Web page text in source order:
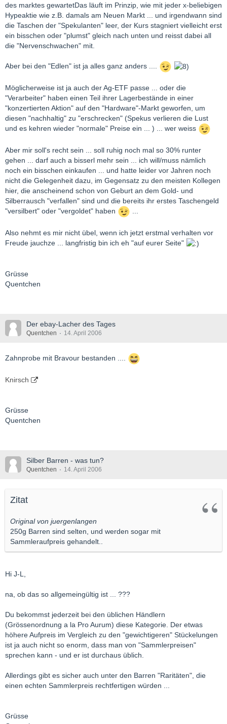
des marktes gewartetDas läuft im Prinzip, wie mit jeder x-beliebigen
Hypeaktie wie z.B. damals am Neuen Markt ... und irgendwann sind
die Taschen der "Spekulanten" leer, der Kurs stagniert vielleicht erst
ein bisschen oder "plumst" gleich nach unten und reisst dabei all
die "Nervenschwachen" mit.
Aber bei den "Edlen" ist ja alles ganz anders ....
Möglicherweise ist ja auch der Ag-ETF passe ... oder die
"Verarbeiter" haben einen Teil ihrer Lagerbestände in einer
"konzertierten Aktion" auf den "Hardware"-Markt geworfen, um
diesen "nachhaltig" zu "erschrecken" (Spekus verlieren die Lust
und es kehren wieder "normale" Preise ein ... ) ... wer weiss
Aber mir soll's recht sein ... soll ruhig noch mal so 30% runter
gehen ... darf auch a bisserl mehr sein ... ich will/muss nämlich
noch ein bisschen einkaufen ... und hatte leider vor Jahren noch
nicht die Gelegenheit dazu, im Gegensatz zu den meisten Kollegen
hier, die anscheinend schon von Geburt an dem Gold- und
Silberrausch "verfallen" sind und die bereits ihr erstes Taschengeld
"versilbert" oder "vergoldet" haben
Also nehmt es mir nicht übel, wenn ich jetzt erstmal verhalten vor
Freude jauchze ... langfristig bin ich eh "auf eurer Seite"
Grüsse
Quentchen
Der ebay-Lacher des Tages
Quentchen 14. April 2006
Zahnprobe mit Bravour bestanden ....
Knirsch
Grüsse
Quentchen
Silber Barren - was tun?
Quentchen 14. April 2006
Zitat
Original von juergenlangen
250g Barren sind selten, und werden sogar mit
Sammleraufpreis gehandelt..
Hi J-L,
na, ob das so allgemeingültig ist ... ???
Du bekommst jederzeit bei den üblichen Händlern
(Grössenordnung a la Pro Aurum) diese Kategorie. Der etwas
höhere Aufpreis im Vergleich zu den "gewichtigeren" Stückelungen
ist ja auch nicht so enorm, dass man von "Sammlerpreisen"
sprechen kann - und er ist durchaus üblich.
Allerdings gibt es sicher auch unter den Barren "Raritäten", die
einen echten Sammlerpreis rechtfertigen würden ...
Grüsse